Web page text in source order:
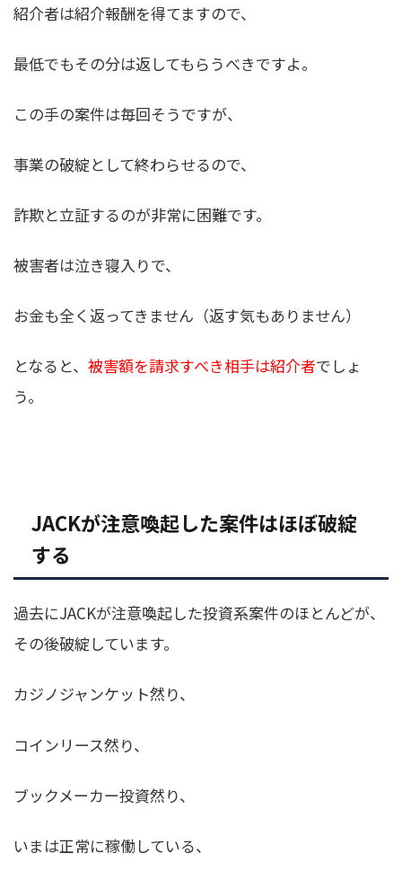
紹介者は紹介報酬を得てますので、
最低でもその分は返してもらうべきですよ。
この手の案件は毎回そうですが、
事業の破綻として終わらせるので、
詐欺と立証するのが非常に困難です。
被害者は泣き寝入りで、
お金も全く返ってきません（返す気もありません）
となると、 被害額を請求すべき相手は紹介者でしょ
う。
JACKが注意喚起した案件はほぼ破綻
する
過去にJACKが注意喚起した投資系案件のほとんどが、
その後破綻しています。
カジノジャンケット然り、
コインリース然り、
ブックメーカー投資然り、
いまは正常に稼働している、